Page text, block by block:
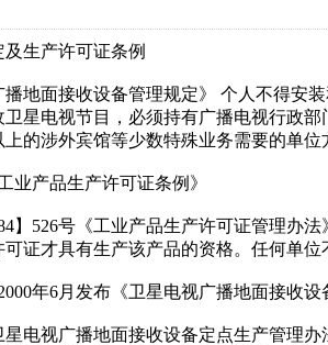
生产许可证条例
播地面接收设备管理规定》 个人不得安
星电视节目，必须持有广播电视行政
的涉外宾馆等少数特殊业务需要的单位
业产品生产许可证条例》
】526号《工业产品生产许可证管理办
证才具有生产该产品的资格。任何单位
年6月发布《卫星电视广播地面接收
星电视广播地面接收设备定点生产管理